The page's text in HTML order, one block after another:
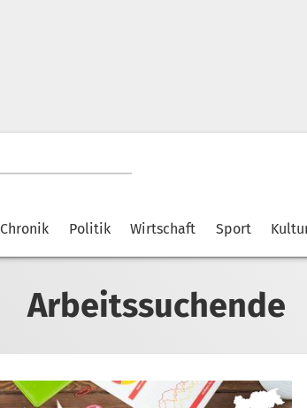
Chronik Politik Wirtschaft Sport
Arbeitssuchende